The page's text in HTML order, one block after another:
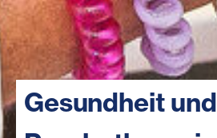
Gesundheit und